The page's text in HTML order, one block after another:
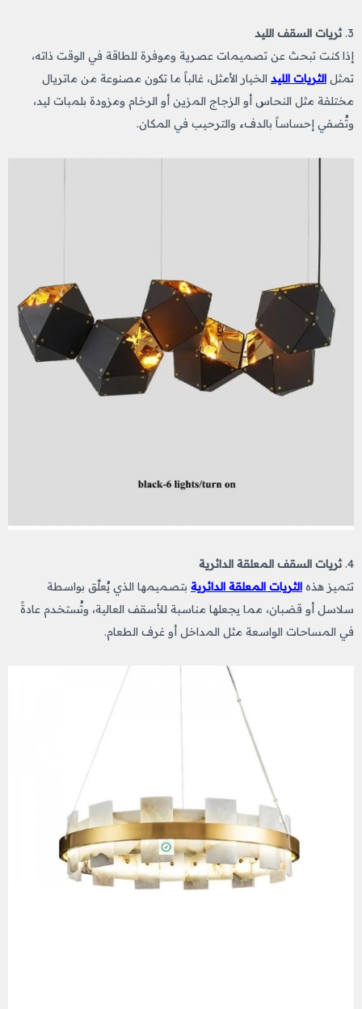
3. ثريات السقف الليد
إذا كنت تبحث عن تصميمات عصرية وموفرة للطاقة في الوقت ذاته،
تمثل الثريات الليد الخيار الأمثل، غالباً ما تكون مصنوعة من ماتريال
مختلفة مثل النحاس أو الزجاج المزين أو الرخام ومزودة بلمبات ليد،
وتُضفي إحساساً بالدفء والترحيب في المكان.
4. ثريات السقف المعلقة الدائرية
تتميز هذه الثريات المعلقة الدائرية بتصميمها الذي يُعلَّق بواسطة
سلاسل أو قضبان، مما يجعلها مناسبة للأسقف العالية، وتُستخدم عادةً
في المساحات الواسعة مثل المداخل أو غرف الطعام.